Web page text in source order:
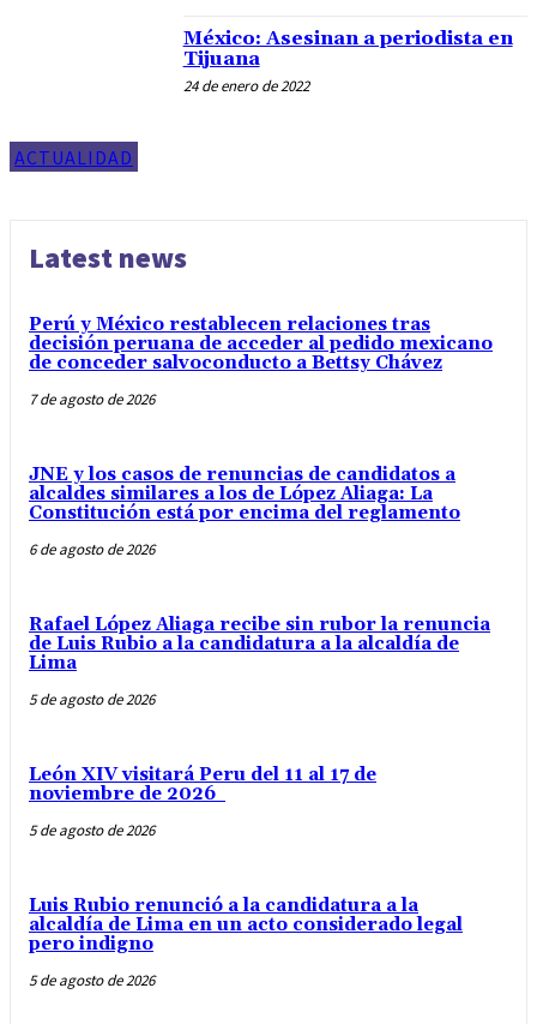
ACTUALIDAD
México: Asesinan a periodista en
Tijuana
24 de enero de 2022
Latest news
Perú y México restablecen relaciones tras
decisión peruana de acceder al pedido mexicano
de conceder salvoconducto a Bettsy Chávez
7 de agosto de 2026
JNE y los casos de renuncias de candidatos a
alcaldes similares a los de López Aliaga: La
Constitución está por encima del reglamento
6 de agosto de 2026
Rafael López Aliaga recibe sin rubor la renuncia
de Luis Rubio a la candidatura a la alcaldía de
Lima
5 de agosto de 2026
León XIV visitará Peru del 11 al 17 de
noviembre de 2026
5 de agosto de 2026
Luis Rubio renunció a la candidatura a la
alcaldía de Lima en un acto considerado legal
pero indigno
5 de agosto de 2026